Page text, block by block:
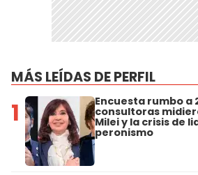
MÁS LEÍDAS DE PERFIL
1 Encuesta rumbo a
consultoras
Milei y la crisis de
peronismo